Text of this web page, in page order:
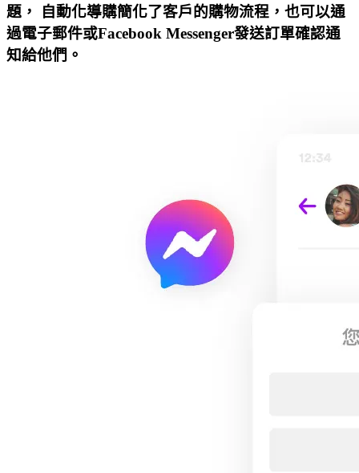
題， 自動化導購簡化了客戶的購物流程，也可以通
過電子郵件或Facebook Messenger發送訂單確認通
知給他們。